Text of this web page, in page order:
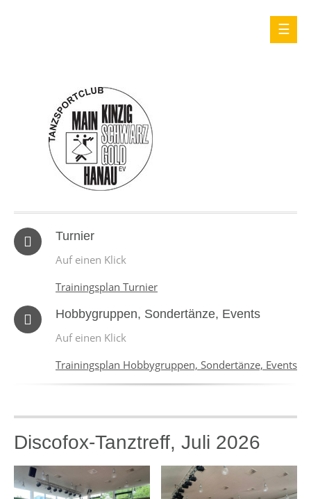
Turnier
Auf einen Klick
Trainingsplan Turnier
Hobbygruppen, Sondertänze, Events
Auf einen Klick
Trainingsplan Hobbygruppen, Sondertänze, Events
Discofox-Tanztreff, Juli 2026